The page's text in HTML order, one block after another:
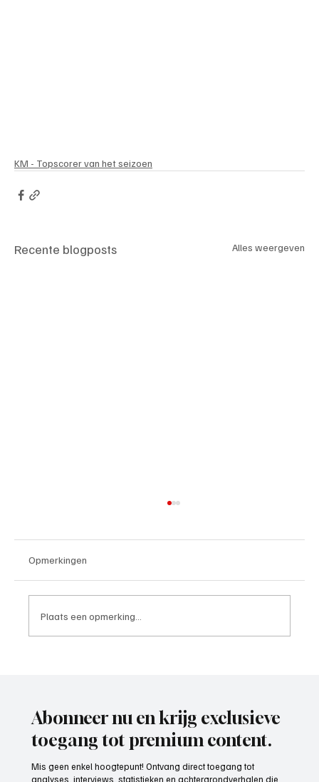
KM - Topscorer van het seizoen
Recente blogposts Alles weergeven
Opmerkingen
Plaats een opmerking...
Abonneer nu en krijg exclusieve
toegang tot premium content.
Mis geen enkel hoogtepunt! Ontvang direct toegang tot
analyses, interviews, statistieken en achtergrondverhalen die